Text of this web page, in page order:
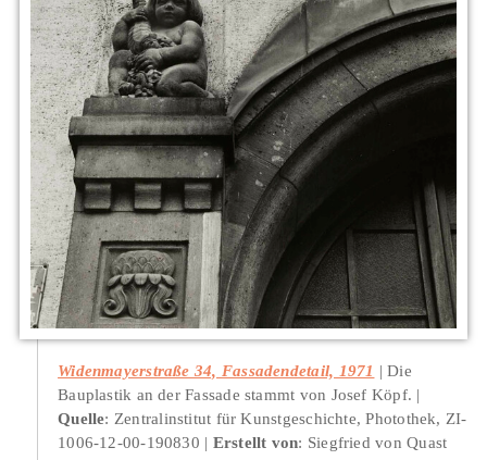
Widenmayerstraße 34, Fassadendetail, 1971
Die
Bauplastik an der Fassade stammt von Josef Köpf.
Quelle: Zentralinstitut für Kunstgeschichte, Photothek, ZI-
1006-12-00-190830
Erstellt von: Siegfried von Quast